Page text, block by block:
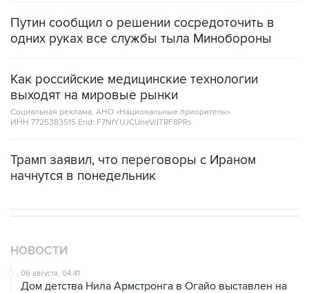
Путин сообщил о решении сосредоточить в
одних руках все службы тыла Минобороны
Как российские медицинские технологии
выходят на мировые рынки
Социальная реклама, АНО «Национальные приоритеты».
ИНН 7725383515 Erid: F7NfYUJCUneVdTRF8PRs
Трамп заявил, что переговоры с Ираном
начнутся в понедельник
НОВОСТИ
06 августа, 04:41
Дом детства Нила Армстронга в Огайо выставлен на